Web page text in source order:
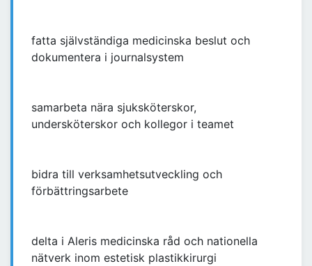
fatta självständiga medicinska beslut och
dokumentera i journalsystem
samarbeta nära sjuksköterskor,
undersköterskor och kollegor i teamet
bidra till verksamhetsutveckling och
förbättringsarbete
delta i Aleris medicinska råd och nationella
nätverk inom estetisk plastikkirurgi